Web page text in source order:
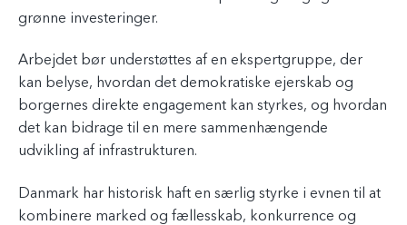
grønne investeringer.
Arbejdet bør understøttes af en ekspertgruppe, der
kan belyse, hvordan det demokratiske ejerskab og
borgernes direkte engagement kan styrkes, og hvordan
det kan bidrage til en mere sammenhængende
udvikling af infrastrukturen.
Danmark har historisk haft en særlig styrke i evnen til at
kombinere marked og fællesskab, konkurrence og